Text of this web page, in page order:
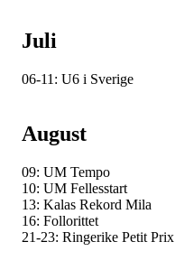
Juli
06-11: U6 i Sverige
August
09: UM Tempo
10: UM Fellesstart
13: Kalas Rekord Mila
16: Follorittet
21-23: Ringerike Petit Prix